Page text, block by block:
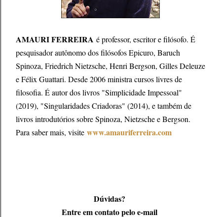
AMAURI FERREIRA é professor, escritor e filósofo. É
pesquisador autônomo dos filósofos Epicuro, Baruch
Spinoza, Friedrich Nietzsche, Henri Bergson, Gilles Deleuze
e Félix Guattari. Desde 2006 ministra cursos livres de
filosofia. É autor dos livros "Simplicidade Impessoal"
(2019), "Singularidades Criadoras" (2014), e também de
livros introdutórios sobre Spinoza, Nietzsche e Bergson.
Para saber mais, visite www.amauriferreira.com
Dúvidas?
Entre em contato pelo e-mail